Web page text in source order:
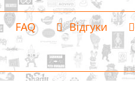
FAQ Відгуки